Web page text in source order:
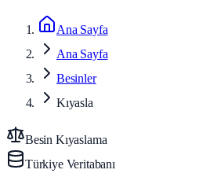
Ana Sayfa
Ana Sayfa
Besinler
Kıyasla
Besin Kıyaslama
Türkiye Veritabanı